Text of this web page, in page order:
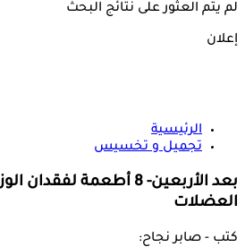
لم يتم العثور على نتائج البحث
إعلان
الرئيسية
تجميل و تخسيس
بعد الأربعين- 8 أطعمة
العضلات
كتب - صابر نجاح: